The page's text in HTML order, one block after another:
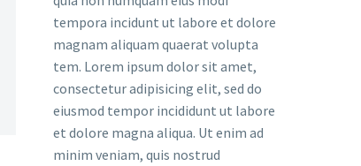
tempora incidunt ut labore et dolore
magnam aliquam quaerat volupta
tem. Lorem ipsum dolor sit amet,
consectetur adipisicing elit, sed do
eiusmod tempor incididunt ut labore
et dolore magna aliqua. Ut enim ad
minim veniam, quis nostrud